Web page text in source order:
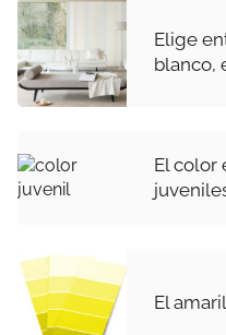
Elige
blanco,
El color
El